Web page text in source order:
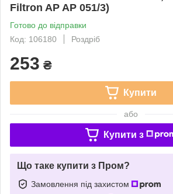
Filtron AP AP 051/3)
Готово до відправки
Код: 106180
Роздріб
253 ₴
Купити
або
Купити з
Що таке купити з Пром?
Замовлення під захистом